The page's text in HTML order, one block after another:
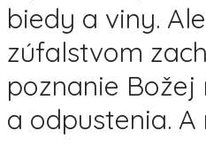
biedy a viny.
zúfalstvom
poznanie Božej
a odpustenia. A